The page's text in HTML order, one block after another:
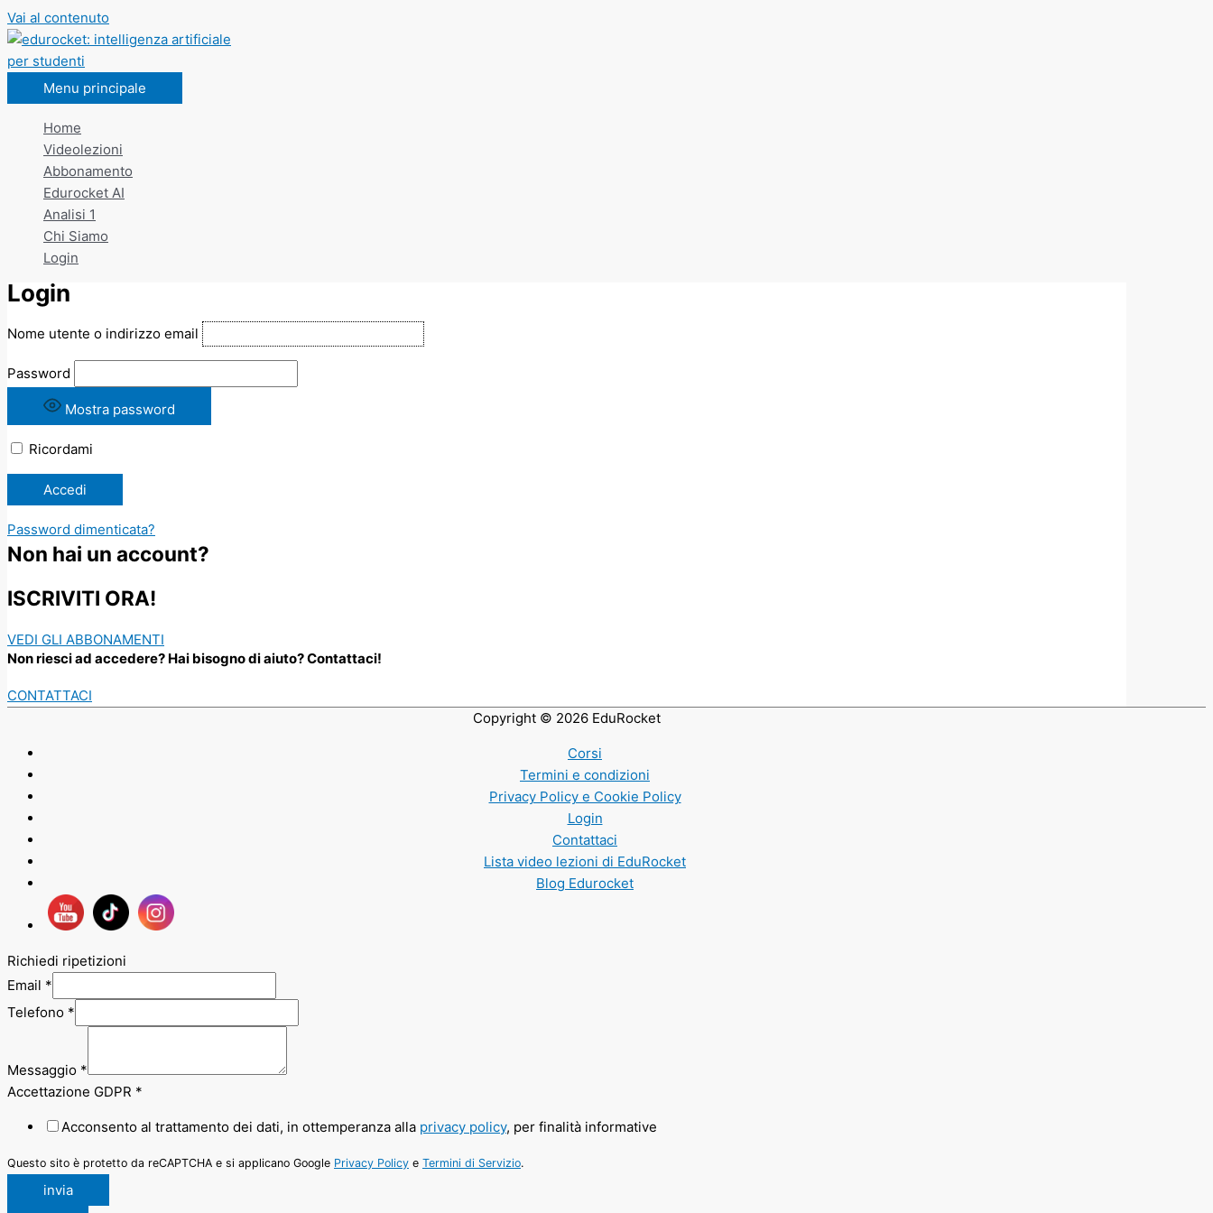
Vai al contenuto
Menu principale
Home
Videolezioni
Abbonamento
Edurocket AI
Analisi 1
Chi Siamo
Login
Login
Nome utente o indirizzo email
Password
Mostra password
Ricordami
Password dimenticata?
Non hai un account?
ISCRIVITI ORA!
VEDI GLI ABBONAMENTI
Non riesci ad accedere? Hai bisogno di aiuto? Contattaci!
CONTATTACI
Copyright © 2026 EduRocket
Corsi
Termini e condizioni
Privacy Policy e Cookie Policy
Login
Contattaci
Lista video lezioni di EduRocket
Blog Edurocket
Richiedi ripetizioni
Email *
Telefono *
Messaggio *
Accettazione GDPR *
Acconsento al trattamento dei dati, in ottemperanza alla privacy policy, per finalità informative
Questo sito è protetto da reCAPTCHA e si applicano Google Privacy Policy e Termini di Servizio.
invia